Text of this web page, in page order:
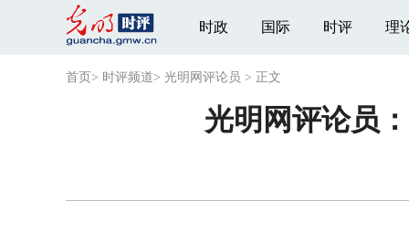
时政 国际 时评 理
首页 > 时评频道> 光明网评论员 > 正文
光明网评论员